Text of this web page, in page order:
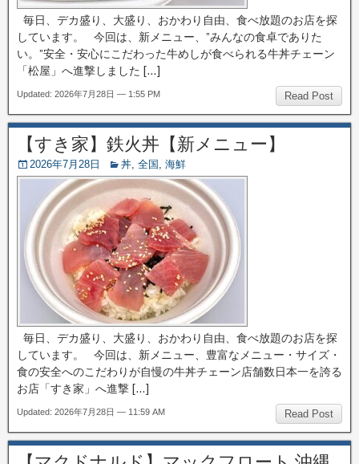
毎日、デカ盛り、大盛り、おかわり自由、食べ放題のお店を探
しています。 今回は、新メニュー、”みんなの食卓でありた
い。”安全・安心にこだわった牛めしが食べられる牛丼チェーン
「松屋」へ進撃しました […]
Read Post
Updated: 2026年7月28日 — 1:55 PM
【すき家】鉄火丼【新メニュー】
2026年7月28日 丼, 全国 , 海鮮
毎日、デカ盛り、大盛り、おかわり自由、食べ放題のお店を探
しています。 今回は、新メニュー、豊富なメニュー・サイズ・
食の安全へのこだわりが自慢の牛丼チェーン店舗数日本一を誇る
お店「すき家」へ進撃 […]
Read Post
Updated: 2026年7月28日 — 11:59 AM